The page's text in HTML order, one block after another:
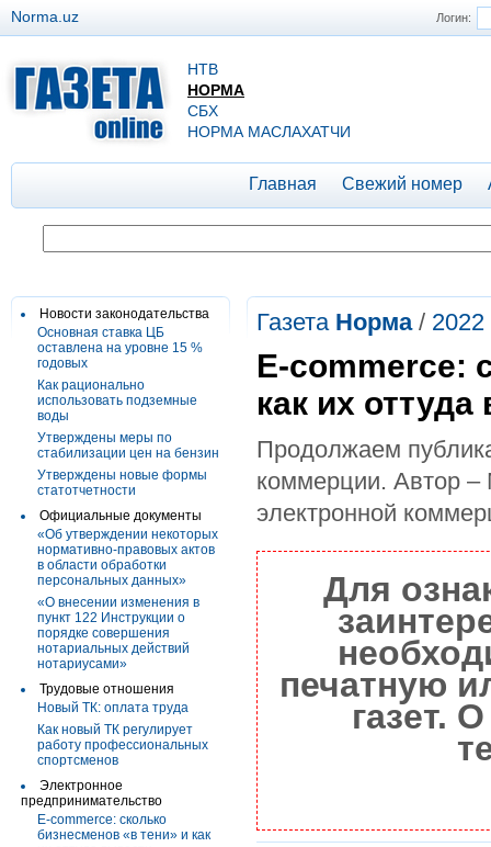
Логин:
Norma.uz
НТВ
НОРМА
СБХ
НОРМА МАСЛАХАТЧИ
Главная Свежий номер
Новости законодательства
Основная ставка ЦБ
оставлена на уровне 15 %
годовых
Как рационально
использовать подземные
воды
Утверждены меры по
стабилизации цен на бензин
Утверждены новые формы
статотчетности
Официальные документы
«Об утверждении некоторых
нормативно-правовых актов
в области обработки
персональных данных»
«О внесении изменения в
пункт 122 Инструкции о
порядке совершения
нотариальных действий
нотариусами»
Трудовые отношения
Новый ТК: оплата труда
Как новый ТК регулирует
работу профессиональных
спортсменов
Электронное
предпринимательство
E-commerce: cколько
бизнесменов «в тени» и как
Газета Норма/ 2022
E-commerce:
как их
Продолжаем
коммерции. Автор
электронной
Для
печатную
газет.